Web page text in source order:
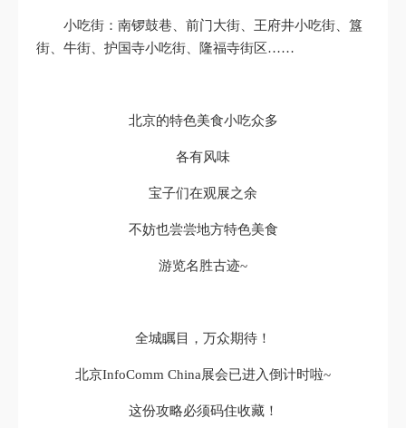
小吃街：南锣鼓巷、前门大街、王府井小吃街、簋
街、牛街、护国寺小吃街、隆福寺街区……
北京的特色美食小吃众多
各有风味
宝子们在观展之余
不妨也尝尝地方特色美食
游览名胜古迹~
全城瞩目，万众期待！
北京InfoComm China展会已进入倒计时啦~
这份攻略必须码住收藏！